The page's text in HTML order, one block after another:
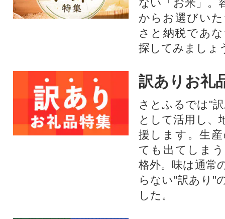
ない「お米」。
からお選びい
さと納税であ
探してみましょ
訳ありお礼
さとふるでは"
として活用し、
援します。⽣
ても出てしま
格外。味は通常
らない"訳あり"
した。